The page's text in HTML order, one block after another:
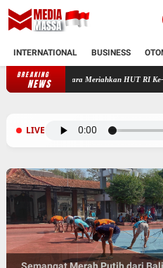
INTERNATIONAL BUSINESS
BREAKING
NEWS
Kelas IIB Jepara Meriahkan HUT RI Ke-81
LIVE